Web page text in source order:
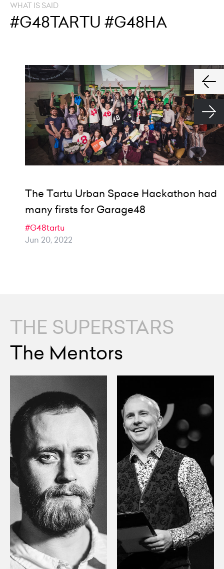
WHAT IS SAID
#G48TARTU #G48HA
The Tartu Urban Space Hackathon had
many firsts for Garage48
#G48tartu
Jun 20, 2022
THE SUPERSTARS
The Mentors